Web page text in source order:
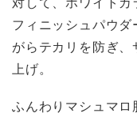
フィニッシュパウダ
がらテカリを防ぎ
上げ。
ふんわりマシュマロ